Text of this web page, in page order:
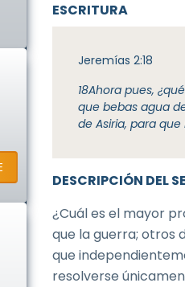
DESCRIPCIÓN DEL
¿Cuál es el mayor
que la guerra; otros
que
resolverse
ESCRITURA
Jeremías 2:18
18Ahora pues,
que bebas agua
de Asiria, para